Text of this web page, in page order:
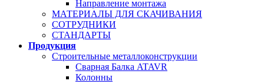
Направление монтажа
МАТЕРИАЛЫ ДЛЯ СКАЧИВАНИЯ
СОТРУДНИКИ
СТАНДАРТЫ
Продукция
Строительные металлоконструкции
Сварная Балка ATAVR
Колонны